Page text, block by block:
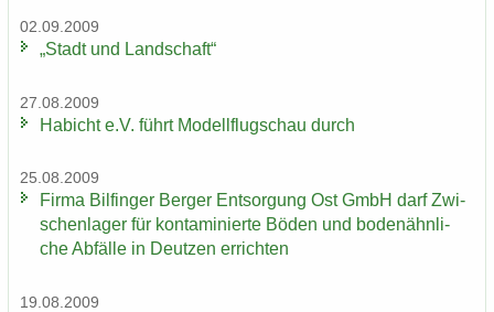
02.09.2009
„Stadt und Land­schaft“
27.08.2009
Ha­bicht e.V. führt Mo­dell­flug­schau durch
25.08.2009
Firma Bil­fin­ger Ber­ger Ent­sor­gung Ost GmbH darf Zwi­
schen­la­ger für kon­ta­mi­nier­te Böden und bo­den­ähn­li­
che Ab­fäl­le in Deut­zen er­rich­ten
19.08.2009